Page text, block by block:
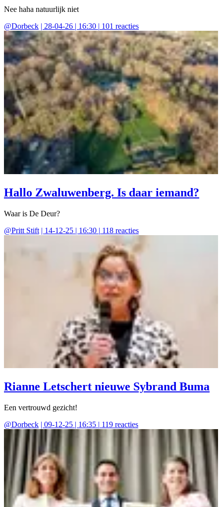
Nee haha natuurlijk niet
@Dorbeck | 28-04-26 | 16:30 | 101 reacties
Hallo Zwaluwenberg. Is daar iemand?
Waar is De Deur?
@Pritt Stift | 14-12-25 | 16:30 | 118 reacties
Rianne Letschert nieuwe Sybrand Buma
Een vertrouwd gezicht!
@Dorbeck | 09-12-25 | 16:35 | 119 reacties